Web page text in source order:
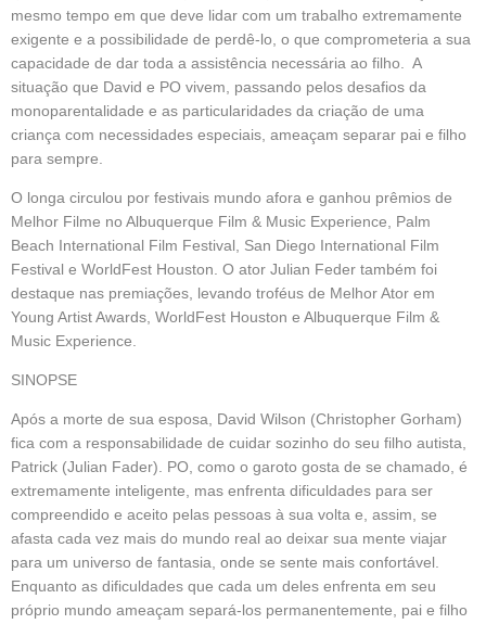
mesmo tempo em que deve lidar com um trabalho extremamente
exigente e a possibilidade de perdê-lo, o que comprometeria a sua
capacidade de dar toda a assistência necessária ao filho. A
situação que David e PO vivem, passando pelos desafios da
monoparentalidade e as particularidades da criação de uma
criança com necessidades especiais, ameaçam separar pai e filho
para sempre.
O longa circulou por festivais mundo afora e ganhou prêmios de
Melhor Filme no Albuquerque Film & Music Experience, Palm
Beach International Film Festival, San Diego International Film
Festival e WorldFest Houston. O ator Julian Feder também foi
destaque nas premiações, levando troféus de Melhor Ator em
Young Artist Awards, WorldFest Houston e Albuquerque Film &
Music Experience.
SINOPSE
Após a morte de sua esposa, David Wilson (Christopher Gorham)
fica com a responsabilidade de cuidar sozinho do seu filho autista,
Patrick (Julian Fader). PO, como o garoto gosta de se chamado, é
extremamente inteligente, mas enfrenta dificuldades para ser
compreendido e aceito pelas pessoas à sua volta e, assim, se
afasta cada vez mais do mundo real ao deixar sua mente viajar
para um universo de fantasia, onde se sente mais confortável.
Enquanto as dificuldades que cada um deles enfrenta em seu
próprio mundo ameaçam separá-los permanentemente, pai e filho